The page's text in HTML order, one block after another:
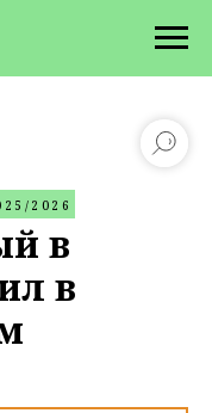
в
в
2026